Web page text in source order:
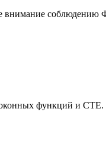
внимание
оконных функций и CTE.